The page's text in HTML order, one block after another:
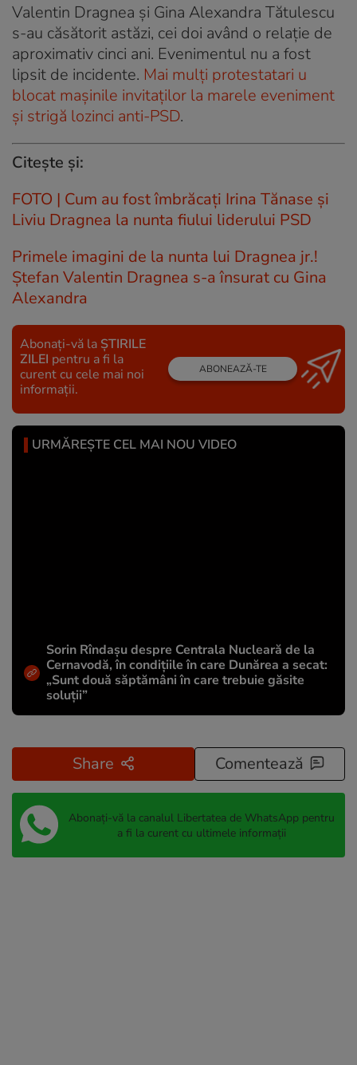
Valentin Dragnea și Gina Alexandra Tătulescu
s-au căsătorit astăzi, cei doi având o relație de
aproximativ cinci ani. Evenimentul nu a fost
lipsit de incidente. Mai mulți protestatari u
blocat mașinile invitaților la marele eveniment
și strigă lozinci anti-PSD.
Citește și:
FOTO | Cum au fost îmbrăcați Irina Tănase și
Liviu Dragnea la nunta fiului liderului PSD
Primele imagini de la nunta lui Dragnea jr.!
Ștefan Valentin Dragnea s-a însurat cu Gina
Alexandra
Abonați-vă la ȘTIRILE
ZILEI pentru a fi la
curent cu cele mai noi
informații.
ABONEAZĂ-TE
URMĂREȘTE CEL MAI NOU VIDEO
Sorin Rîndașu despre Centrala Nucleară de la
Cernavodă, în condițiile în care Dunărea a secat:
„Sunt două săptămâni în care trebuie găsite
soluții”
Share Comentează
Abonați-vă la canalul Libertatea de WhatsApp pentru
a fi la curent cu ultimele informații